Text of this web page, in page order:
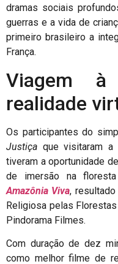
dramas sociais
guerras e a vida de
primeiro brasileiro a
França.
Viagem à
realidade
Os participantes do
Justiça que visitaram a
tiveram a oportunidade
de imersão na
Amazônia Viva,
Religiosa pelas
Pindorama Filmes.
Com duração de dez
como melhor filme de